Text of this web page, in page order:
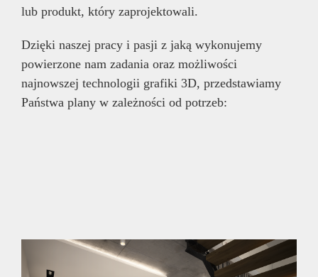
lub produkt, który zaprojektowali.
Dzięki naszej pracy i pasji z jaką wykonujemy
powierzone nam zadania oraz możliwości
najnowszej technologii grafiki 3D, przedstawiamy
Państwa plany w zależności od potrzeb: